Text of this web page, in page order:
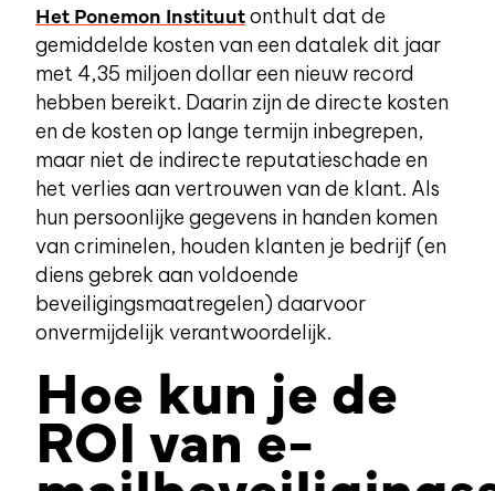
Het Ponemon Instituutonthult dat de
gemiddelde kosten van een datalek dit jaar
met 4,35 miljoen dollar een nieuw record
hebben bereikt. Daarin zijn de directe kosten
en de kosten op lange termijn inbegrepen,
maar niet de indirecte reputatieschade en
het verlies aan vertrouwen van de klant. Als
hun persoonlijke gegevens in handen komen
van criminelen, houden klanten je bedrijf (en
diens gebrek aan voldoende
beveiligingsmaatregelen) daarvoor
onvermijdelijk verantwoordelijk.
Hoe kun je de
ROI van e-